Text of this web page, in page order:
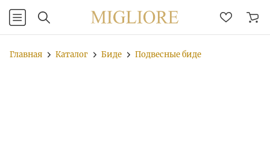
Главная Каталог Биде Подвесные биде